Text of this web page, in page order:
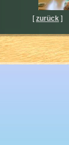
[zurück ]